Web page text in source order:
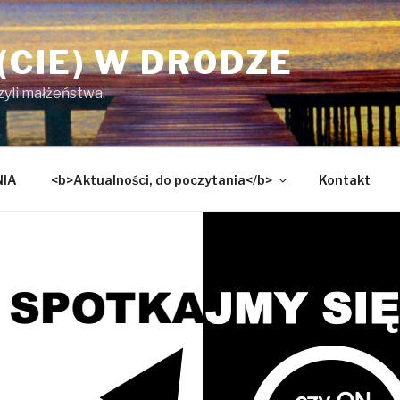
W DRODZE
małżeństwa.
<b>Aktualności, do poczytania</b> Kontakt